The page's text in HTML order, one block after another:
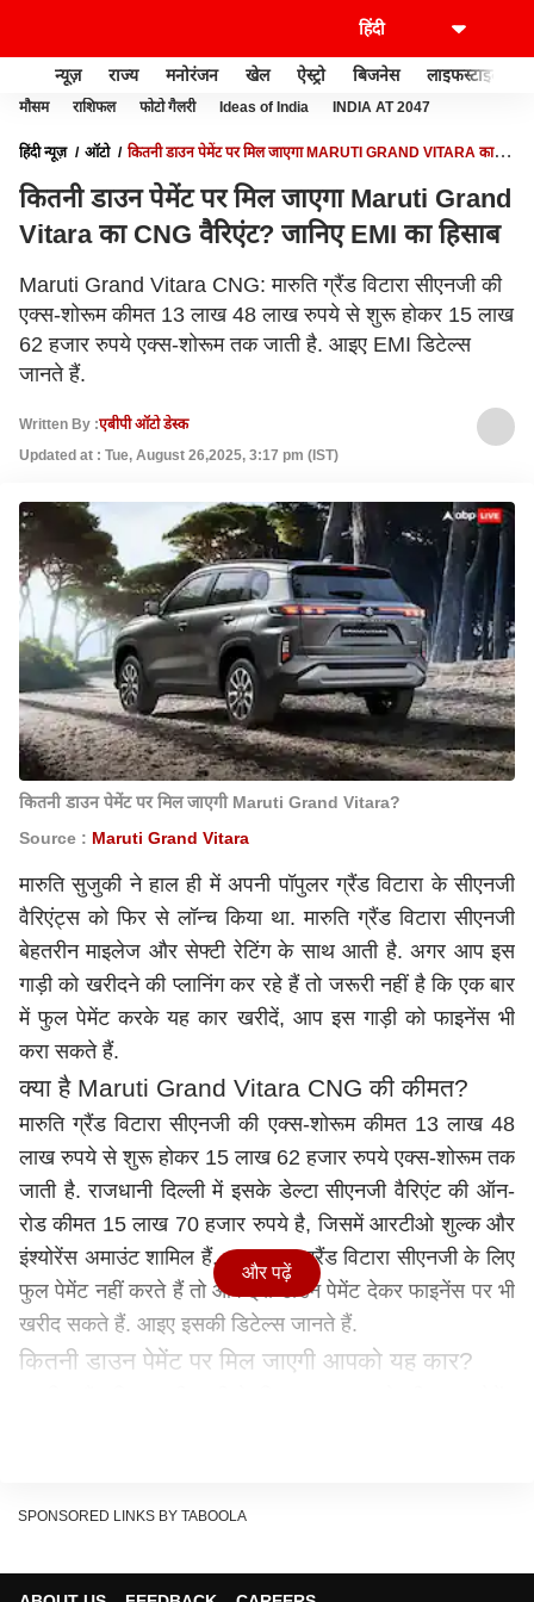
न्यूज़ राज्य मनोरंजन खेल ऐस्ट्रो बिजनेस लाइफस्टाइल
मौसम राशिफल फोटो गैलरी Ideas of India INDIA AT 2047
हिंदी न्यूज़ ऑटो
कितनी डाउन पेमेंट पर मिल जाएगा MARUTI GRAND VITARA का
कितनी डाउन पेमेंट पर मिल जाएगा Maruti Grand
Vitara का CNG वैरिएंट? जानिए EMI का हिसाब
Maruti Grand Vitara CNG: मारुति ग्रैंड विटारा सीएनजी की
एक्स-शोरूम कीमत 13 लाख 48 लाख रुपये से शुरू होकर 15 लाख
62 हजार रुपये एक्स-शोरूम तक जाती है. आइए EMI डिटेल्स
जानते हैं.
Written By :एबीपी ऑटो डेस्क
Updated at : Tue, August 26,2025, 3:17 pm (IST)
कितनी डाउन पेमेंट पर मिल जाएगी Maruti Grand Vitara?
Source : Maruti Grand Vitara
मारुति सुजुकी ने हाल ही में अपनी पॉपुलर ग्रैंड विटारा के सीएनजी
वैरिएंट्स को फिर से लॉन्च किया था. मारुति ग्रैंड विटारा सीएनजी
बेहतरीन माइलेज और सेफ्टी रेटिंग के साथ आती है. अगर आप इस
गाड़ी को खरीदने की प्लानिंग कर रहे हैं तो जरूरी नहीं है कि एक बार
में फुल पेमेंट करके यह कार खरीदें, आप इस गाड़ी को फाइनेंस भी
करा सकते हैं.
क्या है Maruti Grand Vitara CNG की कीमत?
मारुति ग्रैंड विटारा सीएनजी की एक्स-शोरूम कीमत 13 लाख 48
लाख रुपये से शुरू होकर 15 लाख 62 हजार रुपये एक्स-शोरूम तक
जाती है. राजधानी दिल्ली में इसके डेल्टा सीएनजी वैरिएंट की ऑन-
रोड कीमत 15 लाख 70 हजार रुपये है, जिसमें आरटीओ शुल्क और
इंश्योरेंस अमाउंट शामिल हैं. अगर आप ग्रैंड विटारा सीएनजी के लिए
फुल पेमेंट नहीं करते हैं तो आप इसे डाउन पेमेंट देकर फाइनेंस पर भी
खरीद सकते हैं. आइए इसकी डिटेल्स जानते हैं.
कितनी डाउन पेमेंट पर मिल जाएगी आपको यह कार?
एडवांस फीचर्स मिलते हैं, जो आमतौर पर केवल लग्जरी सेगमेंट की
और पढ़ें
SPONSORED LINKS BY TABOOLA